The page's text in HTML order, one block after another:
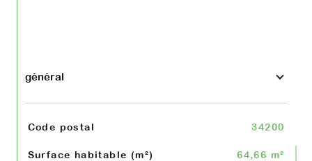
général
TRAD_SIROCCO_Caracteristique
Code postal 34200
Surface habitable (m²) 64,66 m²